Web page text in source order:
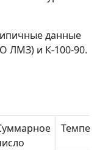
данные
ЛМЗ) и К-100-90.